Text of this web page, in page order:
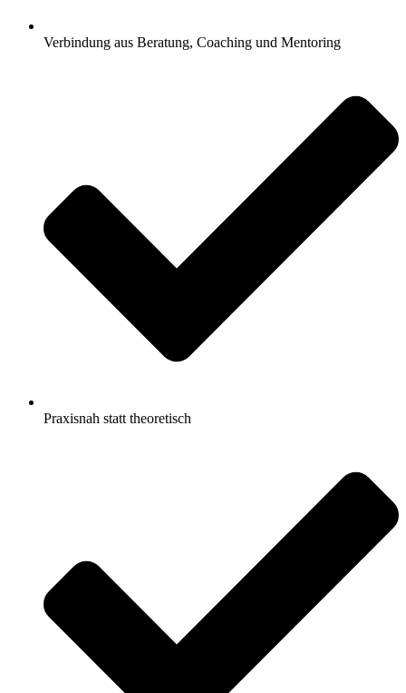
Verbindung aus Beratung, Coaching und Mentoring
Praxisnah statt theoretisch